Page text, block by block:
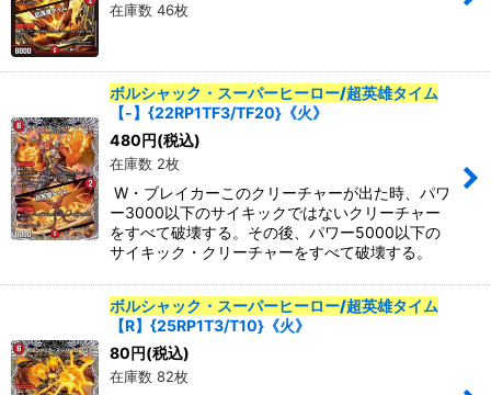
在庫数 46枚
ボルシャック・スーパーヒーロー/超英雄タイム
【-】{22RP1TF3/TF20}《火》
480 円(税込)
在庫数 2枚
W・ブレイカーこのクリーチャーが出た時、パワ
ー3000以下のサイキックではないクリーチャー
をすべて破壊する。その後、パワー5000以下の
サイキック・クリーチャーをすべて破壊する。
ボルシャック・スーパーヒーロー/超英雄タイム
【R】{25RP1T3/T10}《火》
80 円(税込)
在庫数 82枚